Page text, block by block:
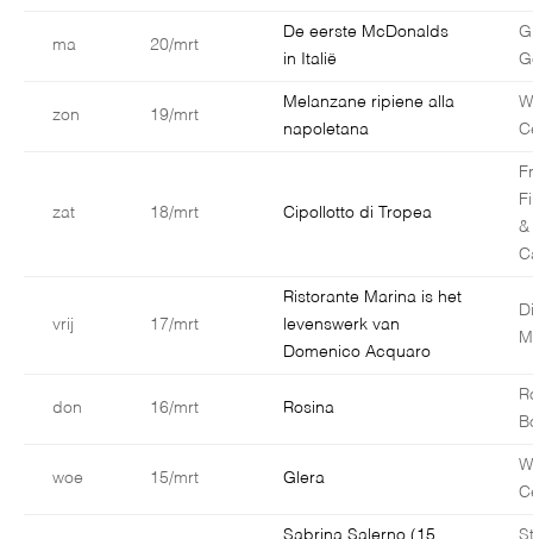
ma 20/mrt
De eerste McDonalds
in Italië
zon 19/mrt
Melanzane ripiene alla
napoletana
zat 18/mrt Cipollotto di Tropea
&
vrij 17/mrt
Ristorante Marina is het
levenswerk van
Domenico Acquaro
don 16/mrt Rosina
woe 15/mrt Glera